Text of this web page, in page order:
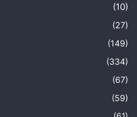
(10)
(27)
(149)
(334)
(67)
(59)